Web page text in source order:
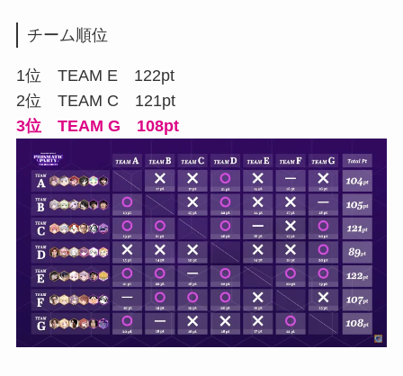
チーム順位
1位 TEAM E 122pt
2位 TEAM C 121pt
3位 TEAM G 108pt